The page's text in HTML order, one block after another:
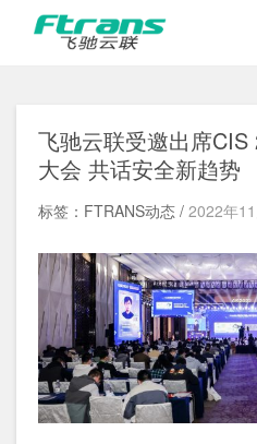
飞驰云联受邀出席
大会 共话安全新趋势
标签：FTRANS动态 / 2022年